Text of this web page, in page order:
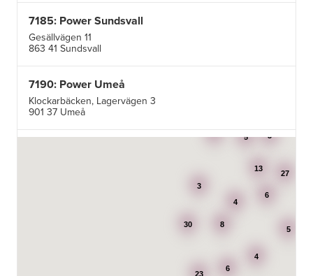
7185: Power Sundsvall
Gesällvägen 11
863 41 Sundsvall
7190: Power Umeå
Klockarbäcken, Lagervägen 3
901 37 Umeå
AB Karl Hedin Bygghandel - Edsbyn
23
30
27
8
4
6
6
13
3
4
5
3
5